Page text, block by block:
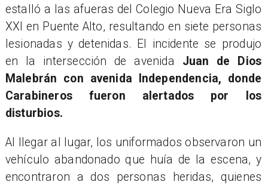
estalló a las afueras del Colegio Nueva Era Siglo
XXI en Puente Alto, resultando en siete personas
lesionadas y detenidas. El incidente se produjo
en la intersección de avenida Juan de Dios
Malebrán con avenida Independencia, donde
Carabineros fueron alertados por los
disturbios.
Al llegar al lugar, los uniformados observaron un
vehículo abandonado que huía de la escena, y
encontraron a dos personas heridas, quienes